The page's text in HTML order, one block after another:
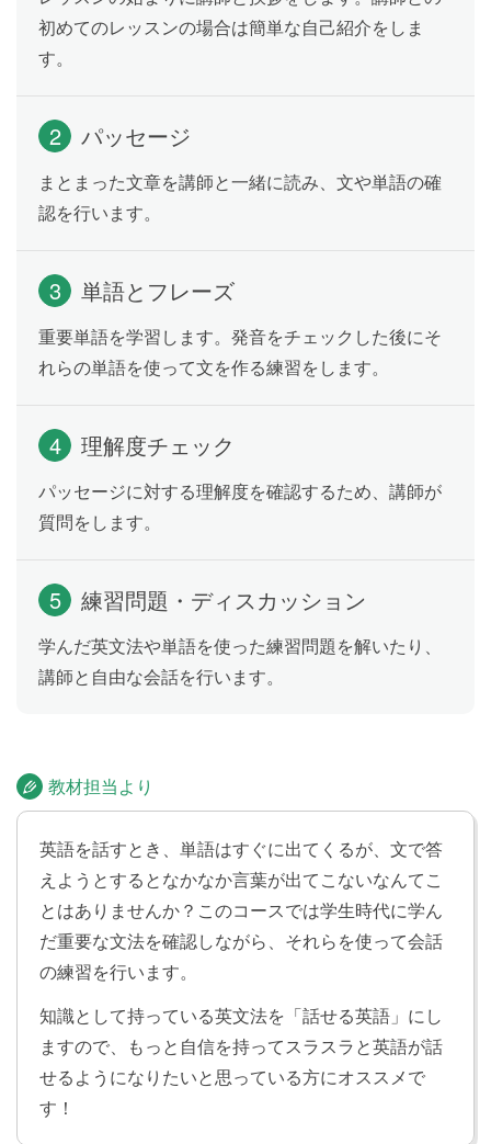
を磨くことができます。
Sudan famine: U.N.
以下のトピックについて、教師とディスカッションを
行います。
http://st.japantimes.co.jp/news/?p=wm20170331
(出典：The Japan Times ST)
Lesson 12 テスト
Lesson 13 仮定法過去
仮定法過去の文を学習します。「もしお金持ちなら大
に」という現在の事実とはちがう仮定や想像について
言えるようになります。
Lesson 14 仮定法過去完了・注意すべき仮定法
「もし〜だったならば…だったのに」という過去の事
実とはちがう仮定や想像について言えるようになりま
Lesson 15 仮定法の重要表現
仮定法の文を学習します。「もしタイムマシンを発明
したら未来に行きます」のように、実現する可能性が
えられるようになります。
Lesson 16 テスト
初めてのレッスンの場合は簡単な自己紹介をしま
す。
2 パッセージ
まとまった文章を講師と一緒に読み、文や単語の確
認を行います。
3 単語とフレーズ
重要単語を学習します。発音をチェックした後にそ
れらの単語を使って文を作る練習をします。
4 理解度チェック
パッセージに対する理解度を確認するため、講師が
質問をします。
5 練習問題・ディスカッション
学んだ英文法や単語を使った練習問題を解いたり、
講師と自由な会話を行います。
教材担当より
英語を話すとき、単語はすぐに出てくるが、文で答
えようとするとなかなか言葉が出てこないなんてこ
とはありませんか？このコースでは学生時代に学ん
だ重要な文法を確認しながら、それらを使って会話
の練習を行います。
知識として持っている英文法を「話せる英語」にし
ますので、もっと自信を持ってスラスラと英語が話
せるようになりたいと思っている方にオススメで
す！